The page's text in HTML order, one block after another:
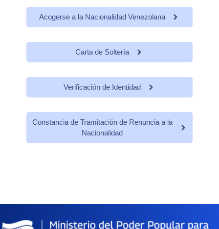
Acogerse a la Nacionalidad Venezolana
Carta de Soltería
Verificación de Identidad
Constancia de Tramitación de Renuncia a la
Nacionalidad